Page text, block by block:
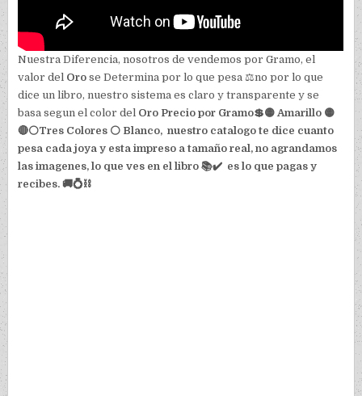
Nuestra Diferencia, nosotros de vendemos por Gramo, el
valor del Oro se Determina por lo que pesa ⚖️no por lo que
dice un libro, nuestro sistema es claro y transparente y se
basa segun el color del Oro Precio por Gramo💲🟡 Amarillo 🟡
🔴⚪Tres Colores ⚪ Blanco, nuestro catalogo te dice cuanto
pesa cada joya y esta impreso a tamaño real, no agrandamos
las imagenes, lo que ves en el libro 📚✔️ es lo que pagas y
recibes. 🚚💍⛓️